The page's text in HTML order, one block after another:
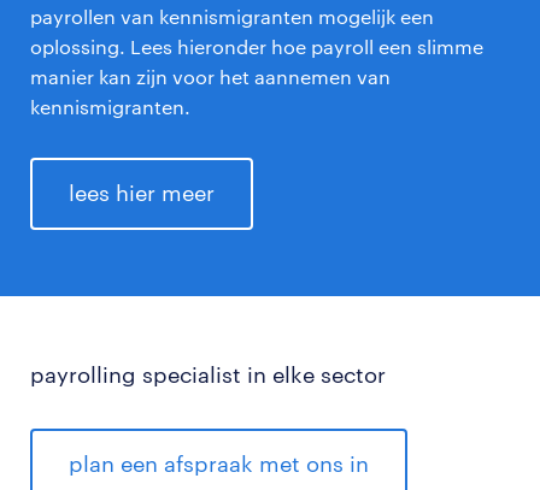
payrollen van kennismigranten mogelijk een
oplossing. Lees hieronder hoe payroll een slimme
manier kan zijn voor het aannemen van
kennismigranten.
lees hier meer
payrolling specialist in elke sector
plan een afspraak met ons in